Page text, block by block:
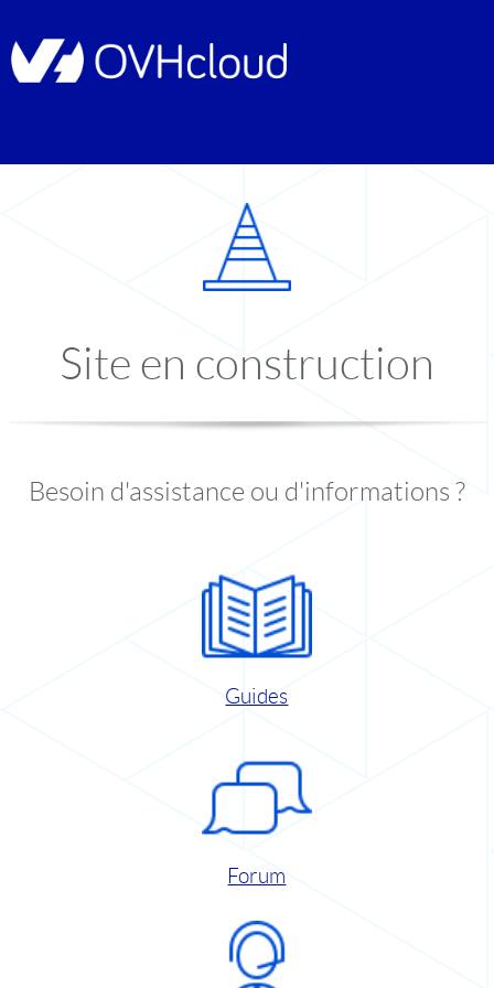
Site en construction
Besoin d'assistance ou d'informations ?
Guides
Forum